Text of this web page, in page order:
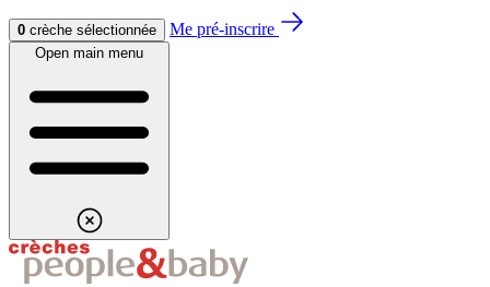
Aller au contenuAller au footer
0 crèche sélectionnée Me pré-inscrire
Open main menu